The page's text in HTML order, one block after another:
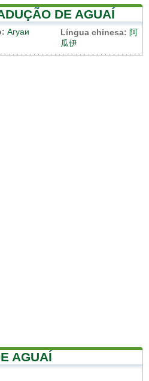
DE AGUAÍ
Агуаи Língua chinesa: 阿
瓜伊
AGUAÍ